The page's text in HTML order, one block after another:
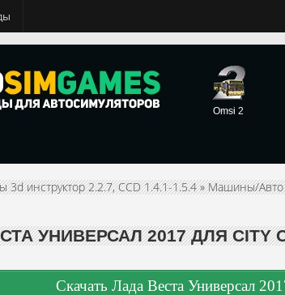
Omsi 2
3d инструктор 2.2.7, CCD 1.4.1-1.5.4»Машины/Авто
УНИВЕРСАЛ 2017 ДЛЯ CITY
Скачать Лада Веста Универсал